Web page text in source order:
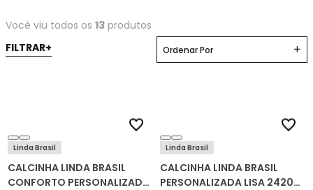
Você viu todos os 13 produtos
Ordenar Por
Linda Brasil
CALCINHA LINDA BRASIL
CONFORTO PERSONALIZADA
Linda Brasil
CALCINHA LINDA BRASIL
PERSONALIZADA LISA 2420